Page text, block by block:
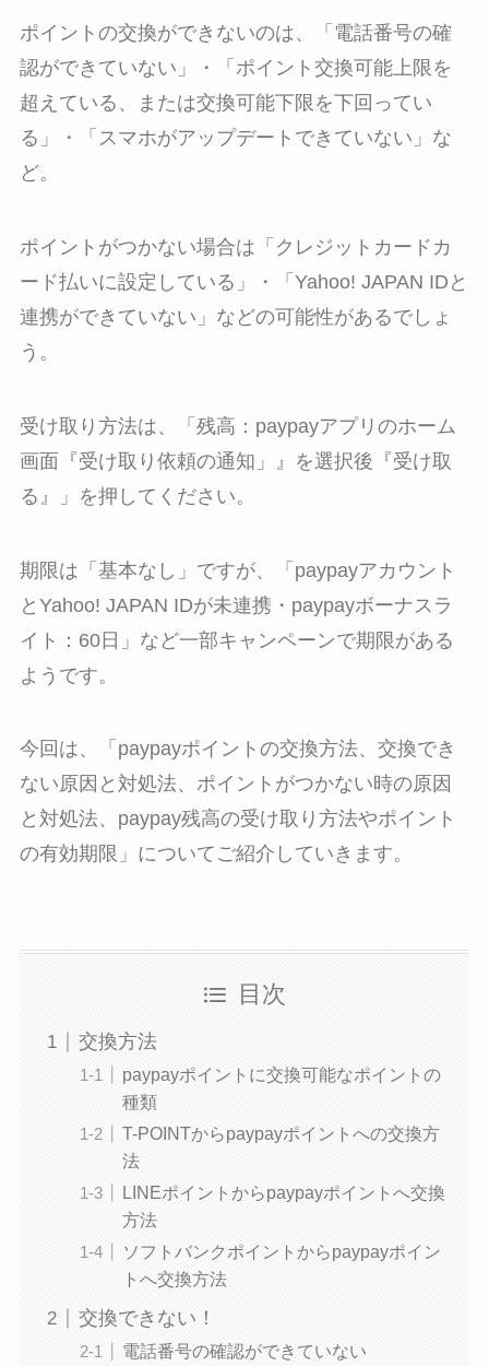
ポイントの交換ができないのは、「電話番号の確
認ができていない」・「ポイント交換可能上限を
超えている、または交換可能下限を下回ってい
る」・「スマホがアップデートできていない」な
ど。
ポイントがつかない場合は「クレジットカードカ
ード払いに設定している」・「Yahoo! JAPAN IDと
連携ができていない」などの可能性があるでしょ
う。
受け取り方法は、「残高：paypayアプリのホーム
画面『受け取り依頼の通知」』を選択後『受け取
る』」を押してください。
期限は「基本なし」ですが、「paypayアカウント
とYahoo! JAPAN IDが未連携・paypayボーナスラ
イト：60日」など一部キャンペーンで期限がある
ようです。
今回は、「 paypayポイントの交換方法、交換でき
ない原因と対処法、ポイントがつかない時の原因
と対処法、 paypay残高の受け取り方法やポイント
の有効期限」についてご紹介していきます。
目次
交換方法
paypayポイントに交換可能なポイントの
種類
T-POINTからpaypayポイントへの交換方
法
LINEポイントからpaypayポイントへ交換
方法
ソフトバンクポイントからpaypayポイン
トへ交換方法
交換できない！
電話番号の確認ができていない